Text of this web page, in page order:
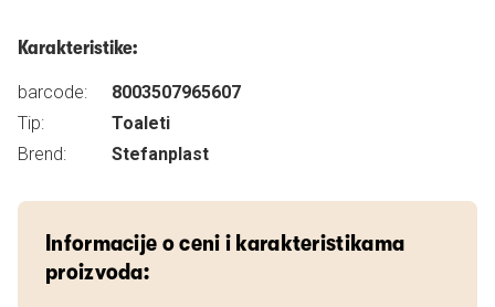
Karakteristike:
barcode:
8003507965607
Tip:
Toaleti
Brend:
Stefanplast
Informacije o ceni i karakteristikama
proizvoda: